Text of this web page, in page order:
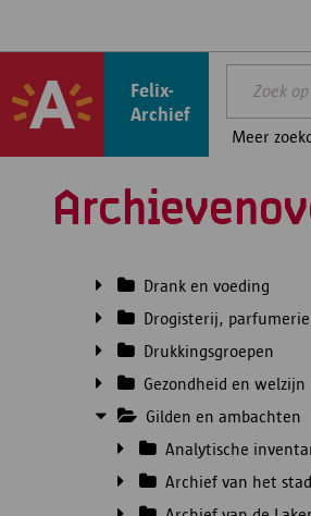
Felix-
Archief
Meer
Advocaten
Bank- en
Bouw en immobiliën
Buurt- en
Caritatieve
Cultuur, sport en
Drank en voeding
Drogisterij,
Drukkingsgroepen
Gezondheid en welzijn
Gilden en ambachten
Analytische
Archief van het